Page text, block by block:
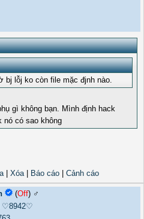
bj lỗj ko còn file mặc đjnh nào.
gì không bạn. Mình định hack
nó có sao không
| Xóa| Báo cáo Cảnh cáo
(Off) ♂️
♡8942♡